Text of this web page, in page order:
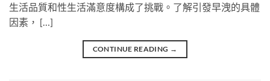
生活品質和性生活滿意度構成了挑戰。了解引發早洩的具體
因素， […]
CONTINUE READING →